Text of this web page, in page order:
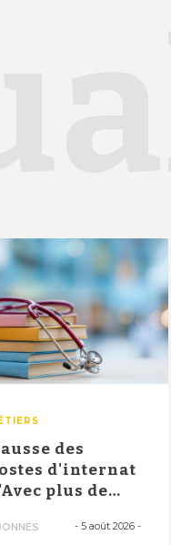
des
d'internat
plus de
no...
-5 août 2026 -